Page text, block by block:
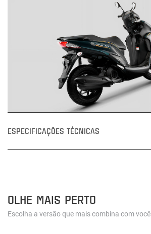
ESPECIFICAÇÕES TÉCNICAS
OLHE MAIS PERTO
Escolha a versão que mais combina com você